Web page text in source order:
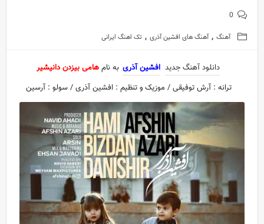
0
آهنگ , آهنگ های افشین آذری , تک اهنگ ایرانی
دانلود آهنگ جدید افشین آذری به نامهامی بيزدن دانيشير
ترانه : آرش توفیقی / موزیک و تنظیم : افشین آذری / سولو : آرسین